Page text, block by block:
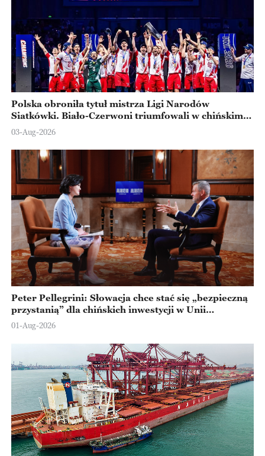
Polska obroniła tytuł mistrza Ligi Narodów
Siatkówki. Biało-Czerwoni triumfowali w chińskim
Ningbo
03-Aug-2026
Peter Pellegrini: Słowacja chce stać się „bezpieczną
przystanią” dla chińskich inwestycji w Unii
Europejskiej
01-Aug-2026